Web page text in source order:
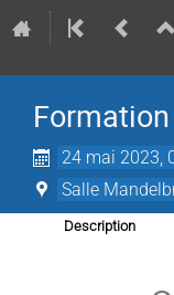
24 mai 2023,
Salle
Description